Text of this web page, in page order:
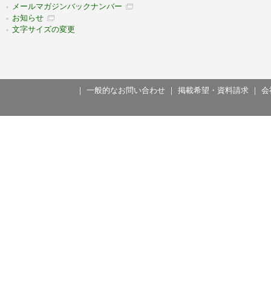
メールマガジンバックナンバー
お知らせ
文字サイズの変更
｜ 一般的なお問い合わせ ｜ 掲載希望・資料請求 ｜ 会